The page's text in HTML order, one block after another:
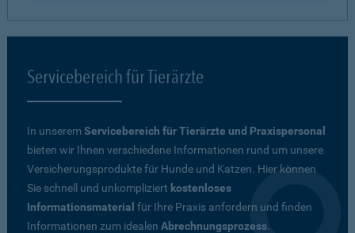
Servicebereich für Tierärzte
In unseremServicebereich für Tierärzte und Praxispersonal
bieten wir Ihnen verschiedene Informationen rund um unsere
Versicherungsprodukte für Hunde und Katzen. Hier können
Sie schnell und unkompliziert kostenloses
Informationsmaterial für Ihre Praxis anfordern und finden
Informationen zum idealen Abrechnungsprozess.